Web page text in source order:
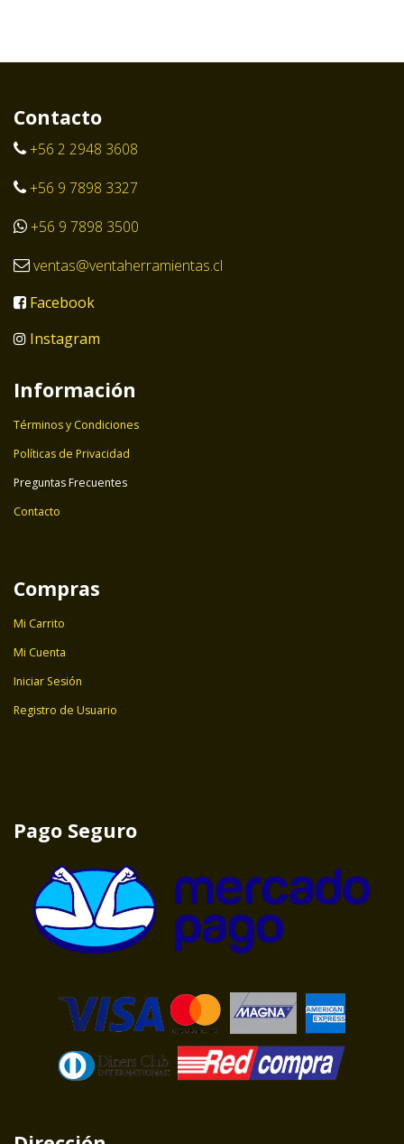
Contacto
+56 2 2948 3608
+56 9 7898 3327
+56 9 7898 3500
ventas@ventaherramientas.cl
Facebook
Instagram
Información
Términos y Condiciones
Políticas de Privacidad
Preguntas Frecuentes
Contacto
Compras
Mi Carrito
Mi Cuenta
Iniciar Sesión
Registro de Usuario
Pago Seguro